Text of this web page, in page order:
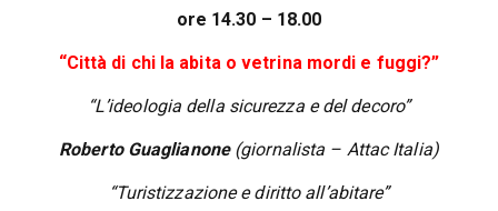
ore 14.30 – 18.00
“Città di chi la abita o vetrina mordi e fuggi?”
“L’ideologia della sicurezza e del decoro”
Roberto Guaglianone (giornalista – Attac Italia)
“Turistizzazione e diritto all’abitare”